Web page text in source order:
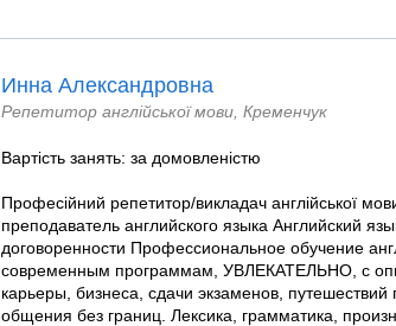
Инна Александровна
Репетитор англійської мови, Кременчук
Вартість занять: за домовленістю
Професійний репетитор/викладач англійської
преподаватель английского языка Английский
договоренности Профессиональное обучение
современным программам, УВЛЕКАТЕЛЬНО, с
карьеры, бизнеса, сдачи экзаменов,
общения без границ. Лексика, грамматика,